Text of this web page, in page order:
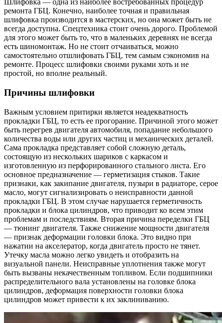
Шлифовка — одна из наиболее востребованных процедур
ремонта ГБЦ. Конечно, наиболее точная и правильная
шлифовка производится в мастерских, но она может быть не
всегда доступна. Спецтехника стоит очень дорого. Проблемой
для этого может быть то, что в маленьких деревнях не всегда
есть шиномонтаж. Но не стоит отчаиваться, можно
самостоятельно отшлифовать ГБЦ, тем самым сэкономив на
ремонте. Процесс шлифовки своими руками хоть и не
простой, но вполне реальный.
Причины шлифовки
Важным условием притирки является неадекватность
прокладки ГБЦ, то есть ее прогорание. Причиной этого может
быть перегрев двигателя автомобиля, попадание небольшого
количества воды или других частиц и механических деталей.
Сама прокладка представляет собой сложную деталь,
состоящую из нескольких шариков с каркасом и
изготовленную из перфорированного стального листа. Его
основное предназначение — герметизация стыков. Такие
признаки, как закипание двигателя, пузыри в радиаторе, серое
масло, могут сигнализировать о неисправности данной
прокладки ГБЦ. В этом случае нарушается герметичность
прокладки и блока цилиндров, что приводит ко всем этим
проблемам и последствиям. Вторая причина переделки ГБЦ
— тюнинг двигателя. Также снижение мощности двигателя
— признак деформации головки блока. Это видно при
нажатии на акселератор, когда двигатель просто не тянет.
Утечку масла можно легко увидеть и отобразить на
визуальной панели. Неисправные уплотнения также могут
быть вызваны некачественным топливом. Если подшипники
распределительного вала установлены на головке блока
цилиндров, деформация поверхности головки блока
цилиндров может привести к их заклиниванию.